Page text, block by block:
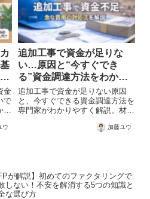
金
で
ら
ウ
追加工事で資金が足りな
い…原因と“今すぐでき
る”資金調達方法をわかり
やすく解説
追加工事で資金が足りない原因
と、今すぐできる資金調達方法を
専門家がわかりやすく解説。材料
対処法を知りたい方へ。
加藤ユウ
FPが解説】初めてのファクタリングで
しない！不安を解消する5つの知識と
な選び方